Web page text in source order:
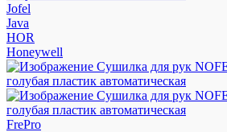
Jofel
Java
HOR
Honeywell
FrePro